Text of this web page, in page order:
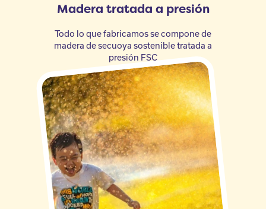
Madera tratada a presión
Todo lo que fabricamos se compone de
madera de secuoya sostenible tratada a
presión FSC